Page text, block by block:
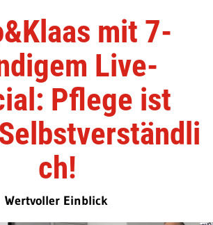
mit 7-
Live-
Pflege ist
ch​!
Wertvoller Einblick